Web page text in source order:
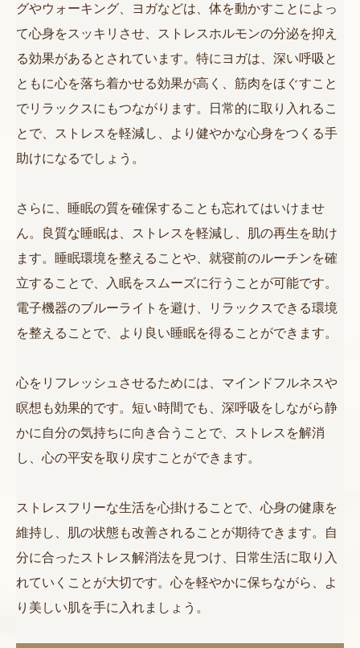
グやウォーキング、ヨガなどは、体を動かすことによっ
て心身をスッキリさせ、ストレスホルモンの分泌を抑え
る効果があるとされています。特にヨガは、深い呼吸と
ともに心を落ち着かせる効果が高く、筋肉をほぐすこと
でリラックスにもつながります。日常的に取り入れるこ
とで、ストレスを軽減し、より健やかな心身をつくる手
助けになるでしょう。
さらに、睡眠の質を確保することも忘れてはいけませ
ん。良質な睡眠は、ストレスを軽減し、肌の再生を助け
ます。睡眠環境を整えることや、就寝前のルーチンを確
立することで、入眠をスムーズに行うことが可能です。
電子機器のブルーライトを避け、リラックスできる環境
を整えることで、より良い睡眠を得ることができます。
心をリフレッシュさせるためには、マインドフルネスや
瞑想も効果的です。短い時間でも、深呼吸をしながら静
かに自分の気持ちに向き合うことで、ストレスを解消
し、心の平安を取り戻すことができます。
ストレスフリーな生活を心掛けることで、心身の健康を
維持し、肌の状態も改善されることが期待できます。自
分に合ったストレス解消法を見つけ、日常生活に取り入
れていくことが大切です。心を軽やかに保ちながら、よ
り美しい肌を手に入れましょう。